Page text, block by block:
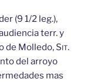
(9 1/2 leg.),
terr. y
de Molledo, Sit.
del arroyo
mas